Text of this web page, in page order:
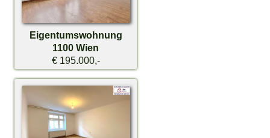
Eigentumswohnung
1100 Wien
€ 195.000,-